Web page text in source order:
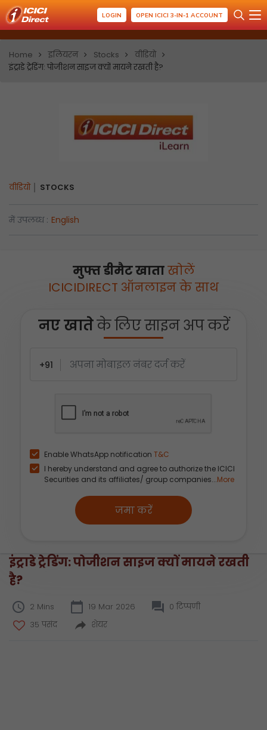
LOGIN OPEN ICICI 3-IN-1 ACCOUNT
Home इलियरन Stocks
वीडियो
इंट्राडे ट्रेडिंग: पोजीशन साइज क्यों मायने रखती है?
वीडियो STOCKS
में उपलब्ध : English
मुफ्त डीमैट खाताखोलें
ICICIDIRECT ऑनलाइन के साथ
नए खातेके लिए साइन अप करें
+91
Enable WhatsApp notification T&C
I hereby understand and agree to authorize the ICICI
Securities and its affiliates/ group companies...More
जमा करें
इंट्राडे ट्रेडिंग: पोजीशन साइज क्यों मायने रखती
है?
2 Mins 19 Mar 2026
0 टिप्पणी
35 पसंद
शेयर